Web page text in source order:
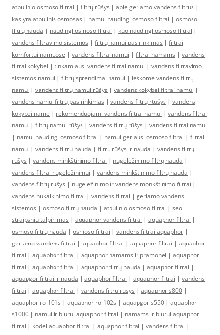
atbulinio osmoso filtrai | filtrų rūšys | apie geriamo vandens filtrus |
kas yra atbulinis osmosas | namui naudingi osmoso filtrai | osmoso
filtrų nauda | naudingi osmoso filtrai | kuo naudingi osmoso filtrai |
vandens filtravimo sistemos | filtrų namui pasirinkimas | filtrai
komfortui namuose | vandens filtrai namui | filtrai namams | vandens
filtrai kokybei | tinkamiausi vandens filtrai namui | vandens filtravimo
sistemos namui | filtrų sprendimai namui | ieškome vandens filtrų
namui | vandens filtrų namui rūšys | vandens kokybei filtrai namui |
vandens namui filtrų pasirinkimas | vandens filtrų rtūšys | vandens
kokybei name | rekomenduojami vandens filtrai namui | vandens filtrai
namui | filtrų namui rūšys | vandens filtrų rūšys | vandens filtrai namui
| namui naudingi osmoso filtrai | namui geriausi osmoso filtrai | filtrai
namui | vandens filtrų nauda | filtrų rūšys ir nauda | vandens filtrų
rūšys | vandens minkštinimo filtrai | nugeležinimo filtrų nauda |
vandens filtrai nugeležinimui | vandens minkštinimo filtrų nauda |
vandens filtrų rūšys | nugeležinimo ir vandens monkštinimo filtrai |
vandens nukalkinimo filtrai | vandens filtrai | geriamo vandens
sistemos | osmoso filtrų nauda | atbulinio osmoso filtrai | seo
straipsniu talpinimas | aquaphor vandens filtrai | aquaphor filtrai |
osmoso filtrų nauda | osmoso filtrai | vandens filtrai aquaphor |
geriamo vandens filtrai | aquaphor filtrai | aquaphor filtrai | aquaphor
filtrai | aquaphor filtrai | aquaphor namams ir pramonei | aquaphor
filtrai | aquaphor filtrai | aquaphor filtrų nauda | aquaphor filtrai |
aquapgor filtrai ir nauda | aquaphor filtrai | aquaphor filtrai | vandens
filtrai | aquaphor filtrai | vandens filtru rusys | aquaphor s800 |
aquaphor ro-101s | aquaphor ro-102s | aquapgor s550 | aquaphor
s1000 | namui ir biurui aquaphor filtrai | namams ir biurui aquaphor
filtrai | kodel aquaphor filtrai | aquaphor filtrai | vandens filtrai |